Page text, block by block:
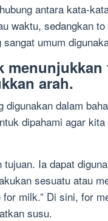
antara kata-
waktu, sedangkan
umum
menunjukkan
arah.
dalam
dipahami agar
Ia dapat
sesuatu atau
milk.” Di sini, for
susu.